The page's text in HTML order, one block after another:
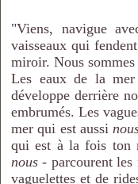
"Viens, navigue
vaisseaux qui
miroir. Nous
Les eaux de la
développe derrière
embrumés. Les
mer qui est aussi
qui est à la fois ton
nous - parcourent les
vaguelettes et de